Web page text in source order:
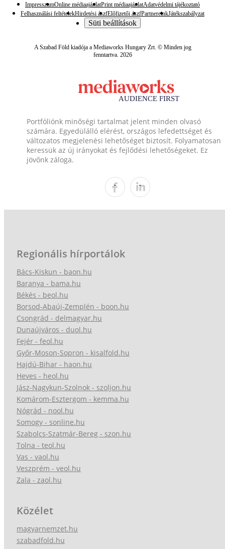
ImpresszumOnline médiaajánlatPrint médiaajánlatAdatvédelmi tájékoztató
Felhasználási feltételekHirdetési ászfElőfizetői ászfPartnereinkJátékszabályzat
Süti beállítások
A Szabad Föld kiadója a Mediaworks Hungary Zrt. © Minden jog
fenntartva. 2026
Portfóliónk minőségi tartalmat jelent minden olvasó
számára. Egyedülálló elérést, országos lefedettséget és
változatos megjelenési lehetőséget biztosít. Folyamatosan
keressük az új irányokat és fejlődési lehetőségeket. Ez
jövőnk záloga.
Regionális hírportálok
Bács-Kiskun - baon.hu
Baranya - bama.hu
Békés - beol.hu
Borsod-Abaúj-Zemplén - boon.hu
Csongrád - delmagyar.hu
Dunaújváros - duol.hu
Fejér - feol.hu
Győr-Moson-Sopron - kisalfold.hu
Hajdú-Bihar - haon.hu
Heves - heol.hu
Jász-Nagykun-Szolnok - szoljon.hu
Komárom-Esztergom - kemma.hu
Nógrád - nool.hu
Somogy - sonline.hu
Szabolcs-Szatmár-Bereg - szon.hu
Tolna - teol.hu
Vas - vaol.hu
Veszprém - veol.hu
Zala - zaol.hu
Közélet
magyarnemzet.hu
szabadfold.hu